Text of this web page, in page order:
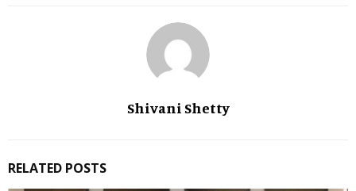
Shivani Shetty
RELATED POSTS